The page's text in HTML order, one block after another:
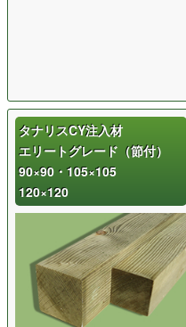
タナリスCY注入材
エリートグレード（節付）
90×90・105×105
120×120